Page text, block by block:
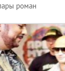
роман